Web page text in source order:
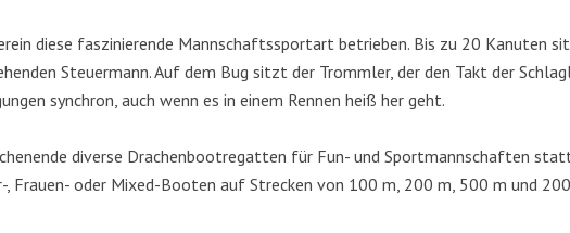
diese faszinierende Mannschaftssportart betrieben. Bis zu 20 Kanuten
Steuermann. Auf dem Bug sitzt der Trommler, der den Takt der
synchron, auch wenn es in einem Rennen heiß her geht.
diverse Drachenbootregatten für Fun- und Sportmannschaften
Frauen- oder Mixed-Booten auf Strecken von 100 m, 200 m, 500 m und